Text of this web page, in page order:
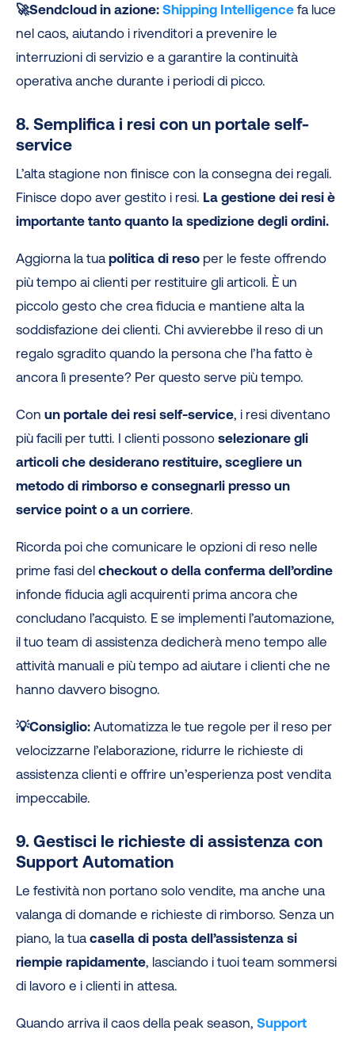
🚀Sendcloud in azione: Shipping Intelligence fa luce
nel caos, aiutando i rivenditori a prevenire le
interruzioni di servizio e a garantire la continuità
operativa anche durante i periodi di picco.
8. Semplifica i resi con un portale self-
service
L’alta stagione non finisce con la consegna dei regali.
Finisce dopo aver gestito i resi. La gestione dei resi è
importante tanto quanto la spedizione degli ordini.
Aggiorna la tuapolitica di reso per le feste offrendo
più tempo ai clienti per restituire gli articoli. È un
piccolo gesto che crea fiducia e mantiene alta la
soddisfazione dei clienti. Chi avvierebbe il reso di un
regalo sgradito quando la persona che l’ha fatto è
ancora lì presente? Per questo serve più tempo.
Conun portale dei resi self-service, i resi diventano
più facili per tutti. I clienti possonoselezionare gli
articoli che desiderano restituire, scegliere un
metodo di rimborso e consegnarli presso un
service point o a un corriere.
Ricorda poi che comunicare le opzioni di reso nelle
prime fasi delcheckout o della conferma dell’ordine
infonde fiducia agli acquirenti prima ancora che
concludano l’acquisto. E se implementi l’automazione,
il tuo team di assistenza dedicherà meno tempo alle
attività manuali e più tempo ad aiutare i clienti che ne
hanno davvero bisogno.
💡Consiglio: Automatizza le tue regole per il reso per
velocizzarne l’elaborazione, ridurre le richieste di
assistenza clienti e offrire un’esperienza post vendita
impeccabile.
9. Gestisci le richieste di assistenza con
Support Automation
Le festività non portano solo vendite, ma anche una
valanga di domande e richieste di rimborso. Senza un
piano, la tuacasella di posta dell’assistenza si
riempie rapidamente, lasciando i tuoi team sommersi
di lavoro e i clienti in attesa.
Quando arriva il caos della peak season,Support